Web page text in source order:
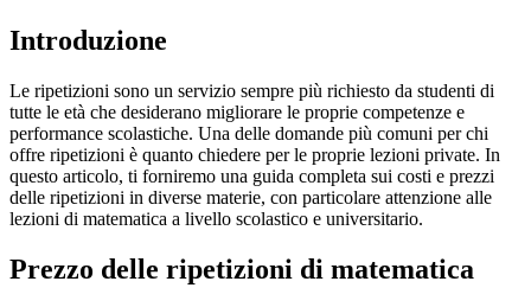
Introduzione
Le ripetizioni sono un servizio sempre più richiesto da studenti di
tutte le età che desiderano migliorare le proprie competenze e
performance scolastiche. Una delle domande più comuni per chi
offre ripetizioni è quanto chiedere per le proprie lezioni private. In
questo articolo, ti forniremo una guida completa sui costi e prezzi
delle ripetizioni in diverse materie, con particolare attenzione alle
lezioni di matematica a livello scolastico e universitario.
Prezzo delle ripetizioni di matematica